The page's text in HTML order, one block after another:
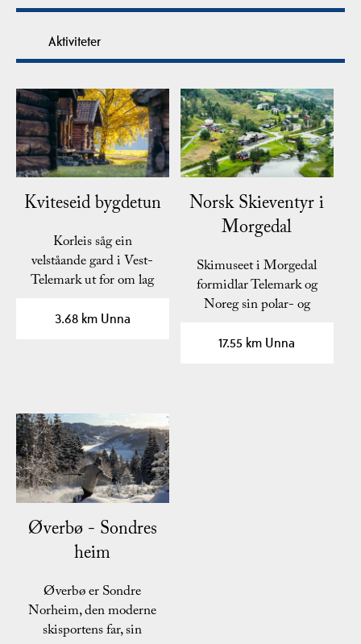
Aktiviteter
Kviteseid bygdetun
Korleis såg ein
velståande gard i Vest-
Telemark ut for om lag
av…
3.68 km Unna
Norsk Skieventyr i
Morgedal
Skimuseet i Morgedal
formidlar Telemark og
Noreg sin polar- og
17.55 km Unna
Øverbø - Sondres
heim
Øverbø er Sondre
Norheim, den moderne
skisportens far, sin